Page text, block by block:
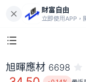
財富自由
立即使用APP，
旭暉應材 6698